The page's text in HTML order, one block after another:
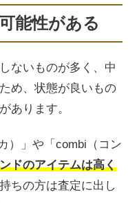
能性がある
ないものが多く、中
め、状態が良いもの
あります。
）」や「combi（コン
ドのアイテムは高く
ちの方は査定に出し